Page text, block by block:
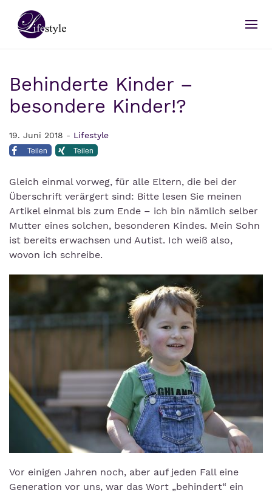
Behinderte Kinder –
besondere Kinder!?
19. Juni 2018 - Lifestyle
Teilen Teilen
Gleich einmal vorweg, für alle Eltern, die bei der
Überschrift verärgert sind: Bitte lesen Sie meinen
Artikel einmal bis zum Ende – ich bin nämlich selber
Mutter eines solchen, besonderen Kindes. Mein Sohn
ist bereits erwachsen und Autist. Ich weiß also,
wovon ich schreibe.
Vor einigen Jahren noch, aber auf jeden Fall eine
Generation vor uns, war das Wort „behindert“ ein